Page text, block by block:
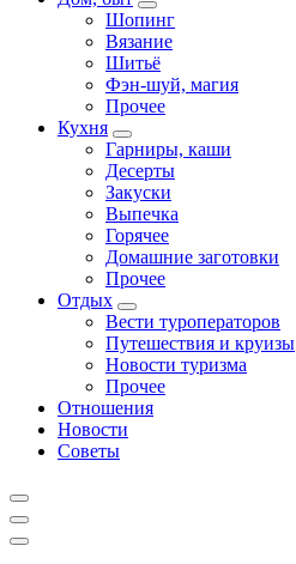
Шопинг
Вязание
Шитьё
Фэн-шуй, магия
Прочее
Кухня
Гарниры, каши
Десерты
Закуски
Выпечка
Горячее
Домашние заготовки
Прочее
Отдых
Вести туроператоров
Путешествия и круизы
Новости туризма
Прочее
Отношения
Новости
Советы